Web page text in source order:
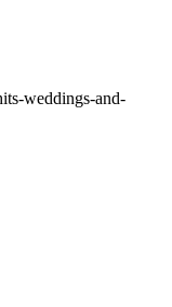
weddings-and-